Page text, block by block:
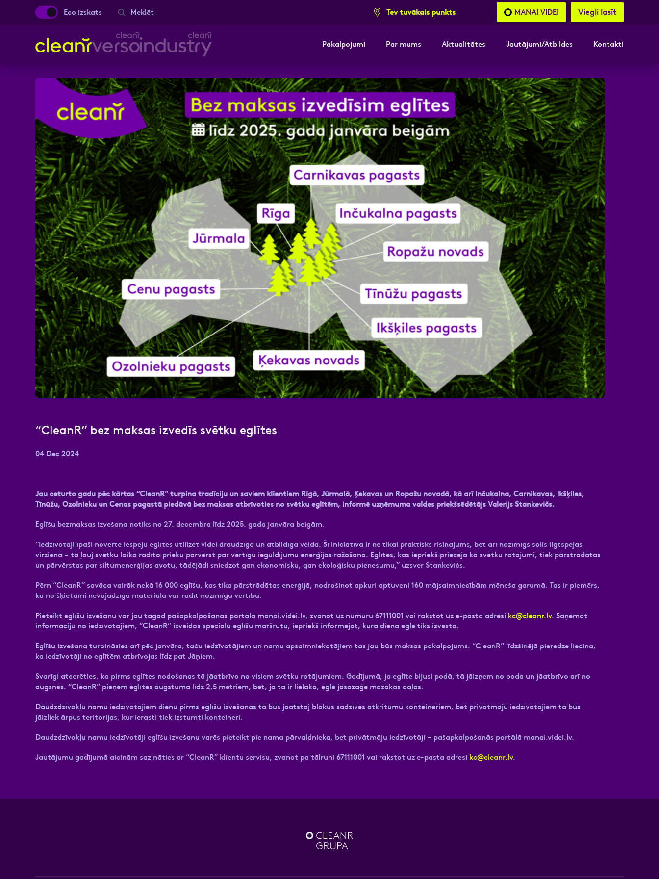
Eco izskats Meklēt Tev tuvākais punkts MANAI VIDEI Viegli lasīt
Pakalpojumi Par mums Aktualitātes Jautājumi/Atbildes Kontakti
“CleanR” bez maksas izvedīs svētku eglītes
04 Dec 2024
Jau ceturto gadu pēc kārtas “CleanR” turpina tradīciju un saviem klientiem Rīgā, Jūrmalā, Ķekavas un Ropažu novadā, kā arī Inčukalna, Carnikavas, Ikšķiles,
Tīnūžu, Ozolnieku un Cenas pagastā piedāvā bez maksas atbrīvoties no svētku eglītēm, informē uzņēmuma valdes priekšsēdētājs Valerijs Stankevičs.
Eglīšu bezmaksas izvešana notiks no 27. decembra līdz 2025. gada janvāra beigām.
“Iedzīvotāji īpaši novērtē iespēju eglītes utilizēt videi draudzīgā un atbildīgā veidā. Šī iniciatīva ir ne tikai praktisks risinājums, bet arī nozīmīgs solis ilgtspējas
virzienā – tā ļauj svētku laikā radīto prieku pārvērst par vērtīgu ieguldījumu enerģijas ražošanā. Eglītes, kas iepriekš priecēja kā svētku rotājumi, tiek pārstrādātas
un pārvērstas par siltumenerģijas avotu, tādējādi sniedzot gan ekonomisku, gan ekoloģisku pienesumu,” uzsver Stankevičs.
Pērn “CleanR” savāca vairāk nekā 16 000 eglīšu, kas tika pārstrādātas enerģijā, nodrošinot apkuri aptuveni 160 mājsaimniecībām mēneša garumā. Tas ir piemērs,
kā no šķietami nevajadzīga materiāla var radīt nozīmīgu vērtību.
Pieteikt eglīšu izvešanu var jau tagad pašapkalpošanās portālā manai.videi.lv, zvanot uz numuru 67111001 vai rakstot uz e-pasta adresi kc@cleanr.lv. Saņemot
informāciju no iedzīvotājiem, “CleanR” izveidos speciālu eglīšu maršrutu, iepriekš informējot, kurā dienā egle tiks izvesta.
Eglīšu izvešana turpināsies arī pēc janvāra, taču iedzīvotājiem un namu apsaimniekotājiem tas jau būs maksas pakalpojums. “CleanR” līdzšinējā pieredze liecina,
ka iedzīvotāji no eglītēm atbrīvojas līdz pat Jāņiem.
Svarīgi atcerēties, ka pirms eglītes nodošanas tā jāatbrīvo no visiem svētku rotājumiem. Gadījumā, ja eglīte bijusi podā, tā jāizņem no poda un jāatbrīvo arī no
augsnes. “CleanR” pieņem eglītes augstumā līdz 2,5 metriem, bet, ja tā ir lielāka, egle jāsazāģē mazākās daļās.
Daudzdzīvokļu namu iedzīvotājiem dienu pirms eglīšu izvešanas tā būs jāatstāj blakus sadzīves atkritumu konteineriem, bet privātmāju iedzīvotājiem tā būs
jāizliek ārpus teritorijas, kur ierasti tiek izstumti konteineri.
Daudzdzīvokļu namu iedzīvotāji eglīšu izvešanu varēs pieteikt pie nama pārvaldnieka, bet privātmāju iedzīvotāji – pašapkalpošanās portālā manai.videi.lv.
Jautājumu gadījumā aicinām sazināties ar “CleanR” klientu servisu, zvanot pa tālruni 67111001 vai rakstot uz e-pasta adresi kc@cleanr.lv.
Vārds, Uzvārds E-pasts Kontakttālrunis
Ziņa
Atzīmējiet, ka piekrītat personas datu apstrādei.Vairāk